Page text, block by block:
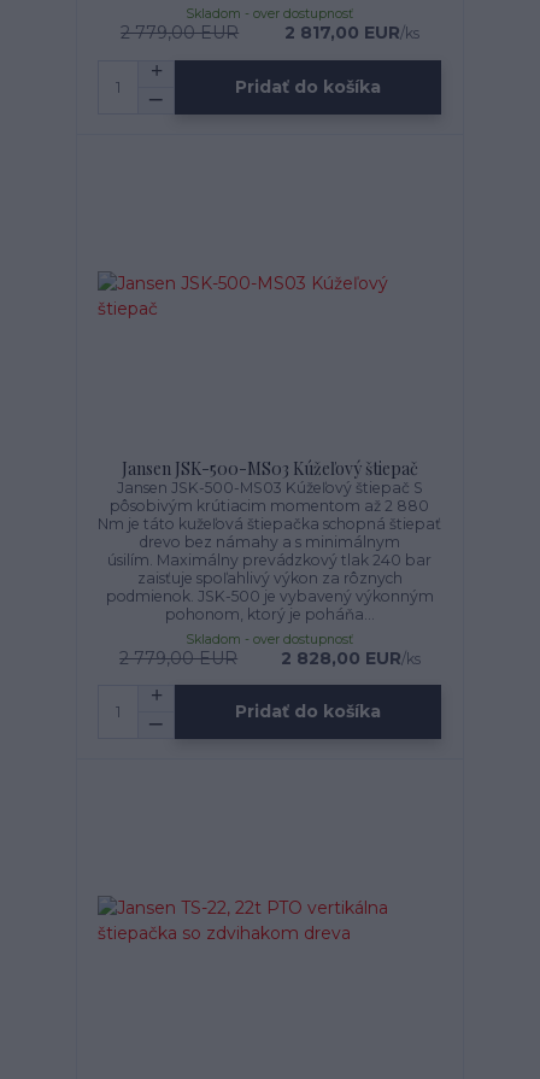
2 779,00 EUR 2 817,00 EUR/ks
Skladom - over dostupnosť
Pridať do košíka
Jansen JSK-500-MS03 Kúžeľový štiepač
Jansen JSK-500-MS03 Kúžeľový štiepač S
pôsobivým krútiacim momentom až 2 880
Nm je táto kužeľová štiepačka schopná štiepať
drevo bez námahy a s minimálnym
úsilím. Maximálny prevádzkový tlak 240 bar
zaisťuje spoľahlivý výkon za rôznych
podmienok. JSK-500 je vybavený výkonným
pohonom, ktorý je poháňa...
2 779,00 EUR 2 828,00 EUR/ks
Skladom - over dostupnosť
Pridať do košíka